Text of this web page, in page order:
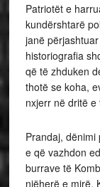
Patriotët e
kundërshtarë
janë
historiografia
që të zhduken
thotë se koha,
nxjerr në dritë
Prandaj,
e që vazhdon
burrave të
njëherë e mirë.